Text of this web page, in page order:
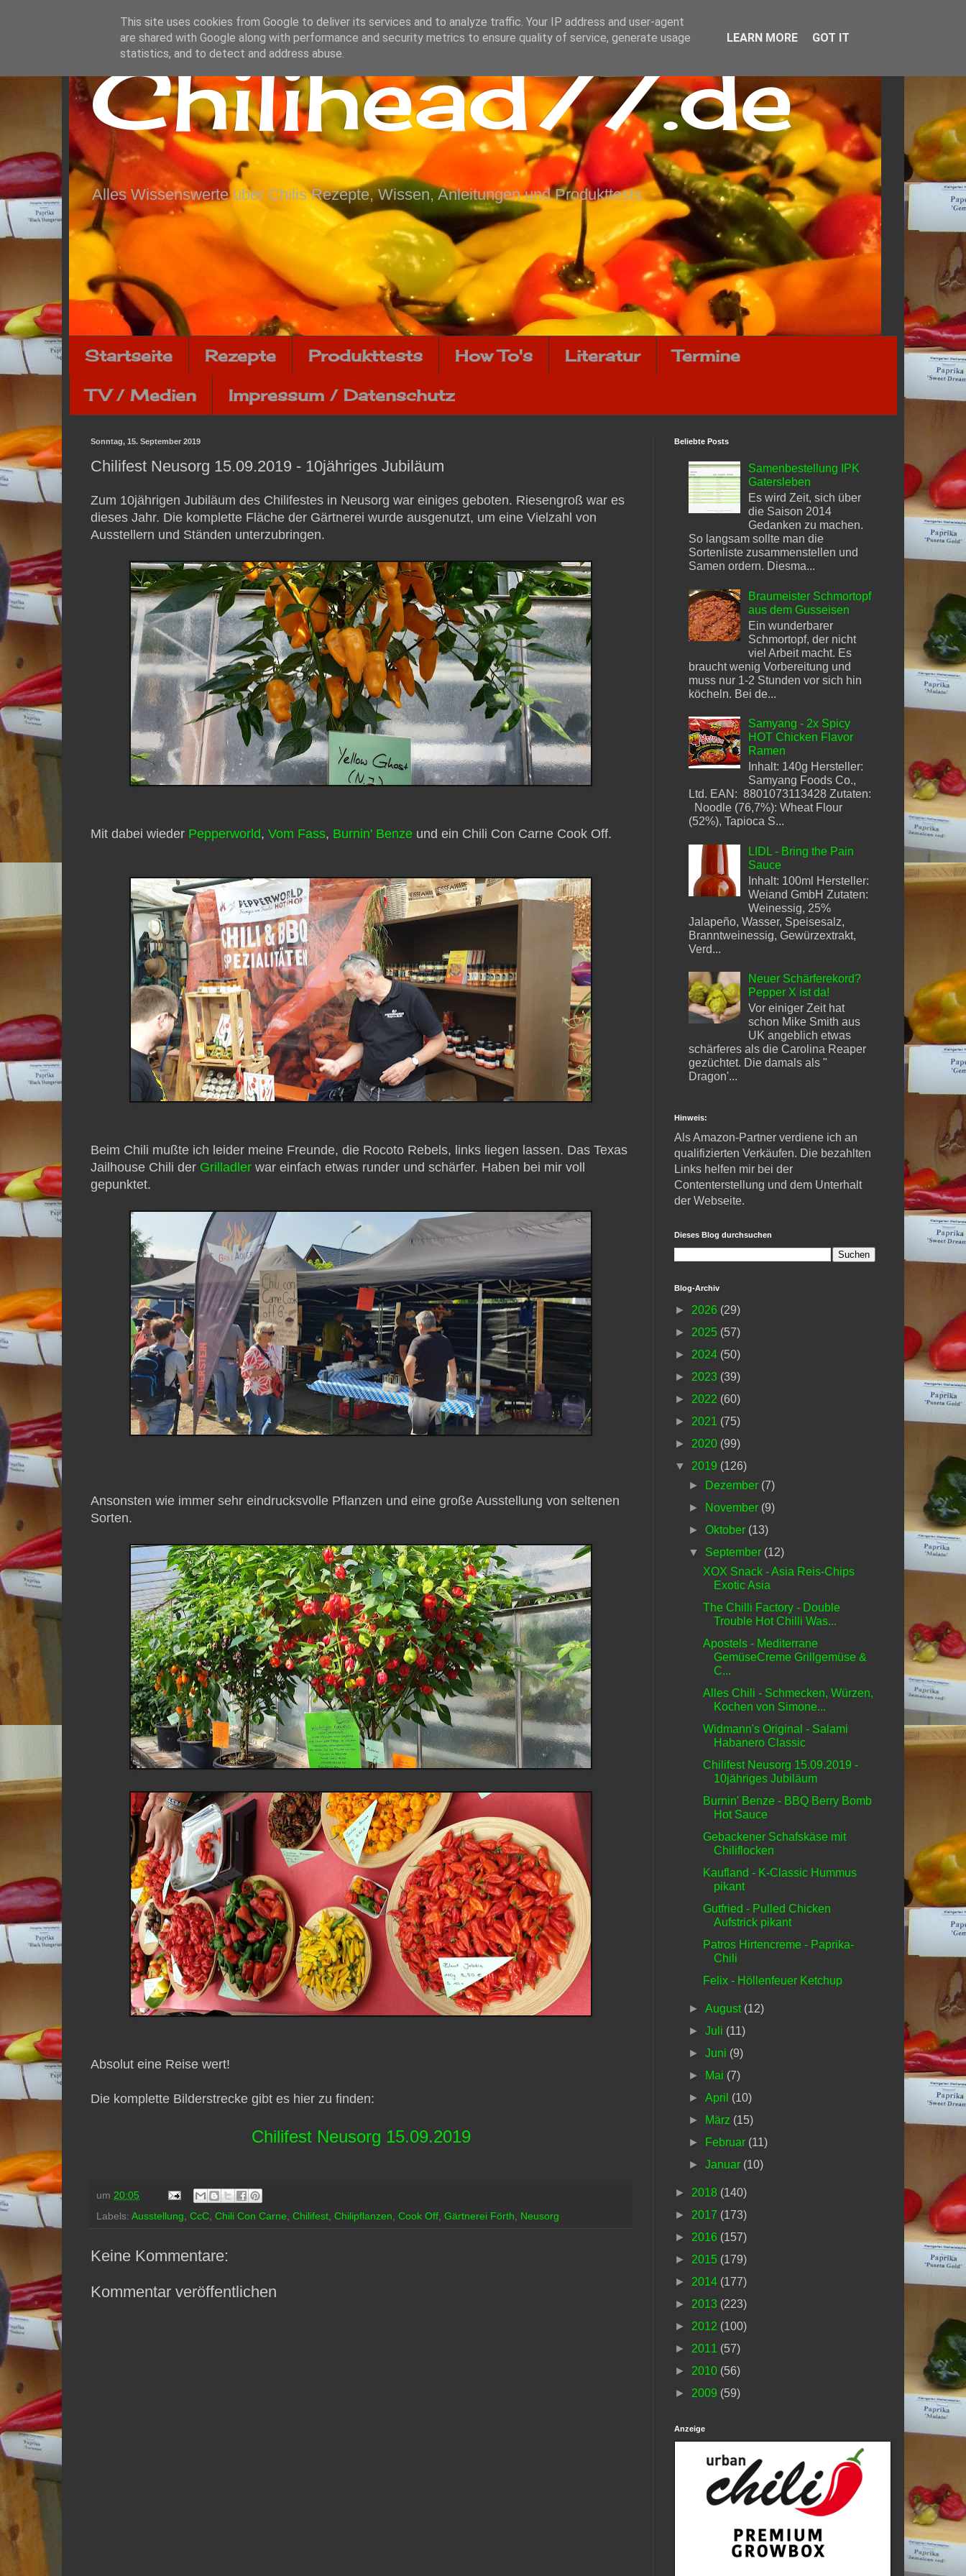
Chilihead77.de
Alles Wissenswerte über Chilis Rezepte, Wissen, Anleitungen und Produkttests
Startseite Rezepte Produkttests How To's Literatur Termine
TV / Medien Impressum / Datenschutz
Sonntag, 15. September 2019
Chilifest Neusorg 15.09.2019 - 10jähriges Jubiläum
Zum 10jährigen Jubiläum des Chilifestes in Neusorg war einiges geboten. Riesengroß war es
dieses Jahr. Die komplette Fläche der Gärtnerei wurde ausgenutzt, um eine Vielzahl von
Ausstellern und Ständen unterzubringen.
Mit dabei wieder Pepperworld, Vom Fass, Burnin' Benze und ein Chili Con Carne Cook Off.
Beim Chili mußte ich leider meine Freunde, die Rocoto Rebels, links liegen lassen. Das Texas
Jailhouse Chili der Grilladler war einfach etwas runder und schärfer. Haben bei mir voll
gepunktet.
Ansonsten wie immer sehr eindrucksvolle Pflanzen und eine große Ausstellung von seltenen
Sorten.
Absolut eine Reise wert!
Die komplette Bilderstrecke gibt es hier zu finden:
Chilifest Neusorg 15.09.2019
um 20:05
Labels: Ausstellung CcC Chili Con Carne Chilifest Chilipflanzen Cook Off Gärtnerei Förth Neusorg
Keine Kommentare:
Kommentar veröffentlichen
Beliebte Posts
Samenbestellung IPK
Gatersleben
Es wird Zeit, sich über
die Saison 2014
Gedanken zu machen.
So langsam sollte man die
Sortenliste zusammenstellen und
Samen ordern. Diesma...
Braumeister Schmortopf
aus dem Gusseisen
Ein wunderbarer
Schmortopf, der nicht
viel Arbeit macht. Es
braucht wenig Vorbereitung und
muss nur 1-2 Stunden vor sich hin
köcheln. Bei de...
Samyang - 2x Spicy
HOT Chicken Flavor
Ramen
Inhalt: 140g Hersteller:
Samyang Foods Co.,
Ltd. EAN: 8801073113428 Zutaten:
Noodle (76,7%): Wheat Flour
(52%), Tapioca S...
LIDL - Bring the Pain
Sauce
Inhalt: 100ml Hersteller:
Weiand GmbH Zutaten:
Weinessig, 25%
Jalapeño, Wasser, Speisesalz,
Branntweinessig, Gewürzextrakt,
Verd...
Neuer Schärferekord?
Pepper X ist da!
Vor einiger Zeit hat
schon Mike Smith aus
UK angeblich etwas
schärferes als die Carolina Reaper
gezüchtet. Die damals als "
Dragon'...
Hinweis:
Als Amazon-Partner verdiene ich an
qualifizierten Verkäufen. Die bezahlten
Links helfen mir bei der
Contenterstellung und dem Unterhalt
der Webseite.
Dieses Blog durchsuchen
Blog-Archiv
► 2026 (29)
► 2025 (57)
► 2024 (50)
► 2023 (39)
► 2022 (60)
► 2021 (75)
► 2020 (99)
▼ 2019 (126)
►
Dezember (7)
►
November (9)
►Oktober (13)
▼ September (12)
XOX Snack - Asia Reis-Chips
Exotic Asia
The Chilli Factory - Double
Trouble Hot Chilli Was...
Apostels - Mediterrane
GemüseCreme Grillgemüse &
C...
Alles Chili - Schmecken, Würzen,
Kochen von Simone...
Widmann's Original - Salami
Habanero Classic
Chilifest Neusorg 15.09.2019 -
10jähriges Jubiläum
Burnin' Benze - BBQ Berry Bomb
Hot Sauce
Gebackener Schafskäse mit
Chiliflocken
Kaufland - K-Classic Hummus
pikant
Gutfried - Pulled Chicken
Aufstrick pikant
Patros Hirtencreme - Paprika-
Chili
Felix - Höllenfeuer Ketchup
►August (12)
►Juli (11)
►Juni (9)
►
Mai (7)
►April (10)
►
März (15)
►
Februar (11)
►Januar (10)
► 2018 (140)
► 2017 (173)
► 2016 (157)
► 2015 (179)
► 2014 (177)
► 2013 (223)
► 2012 (100)
► 2011 (57)
► 2010 (56)
► 2009 (59)
Anzeige
This site uses cookies from Google to deliver its services and to analyze traffic. Your IP address and user-agent
are shared with Google along with performance and security metrics to ensure quality of service, generate usage
statistics, and to detect and address abuse.
LEARN MORE GOT IT